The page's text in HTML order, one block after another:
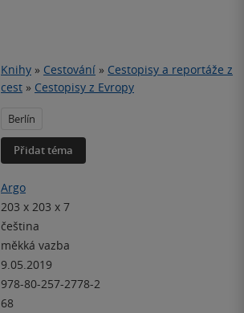
Knihy » Cestování » Cestopisy a reportáže z
cest » Cestopisy z Evropy
Berlín
Přidat téma
Argo
203 x 203 x 7
čeština
měkká vazba
9.05.2019
978-80-257-2778-2
68